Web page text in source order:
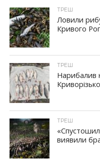
ТРЕШ
Ловили
Кривого
ТРЕШ
Нарибалив
ТРЕШ
виявили